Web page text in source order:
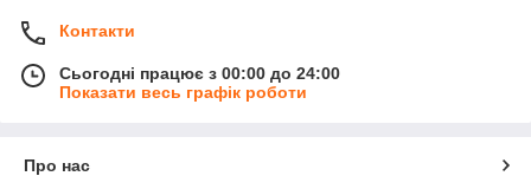
Контакти
Сьогодні працює з 00:00 до 24:00
Показати весь графік роботи
Про нас